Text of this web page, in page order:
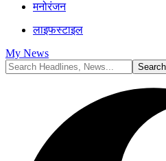
मनोरंजन
लाइफस्टाइल
My News